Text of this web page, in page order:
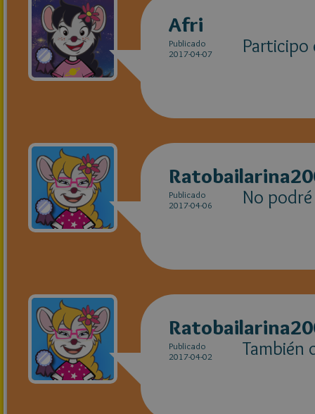
Afri
Publicado
2017-04-07
Participo
Publicado
2017-04-06
No
Publicado
2017-04-02
También